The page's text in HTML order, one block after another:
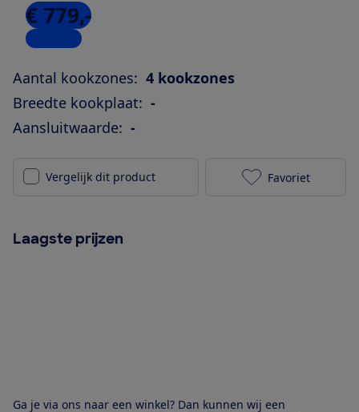
€ 779,-
3 winkels
Aantal kookzones: 4 kookzones
Breedte kookplaat: -
Aansluitwaarde: -
Vergelijk dit product AEG
Favoriet
Laagste prijzen
Ga je via ons naar een winkel? Dan kunnen wij een